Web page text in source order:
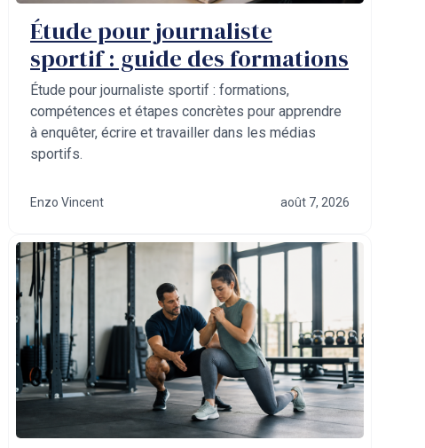
Étude pour journaliste
sportif : guide des formations
Étude pour journaliste sportif : formations,
compétences et étapes concrètes pour apprendre
à enquêter, écrire et travailler dans les médias
sportifs.
Enzo Vincent août 7, 2026